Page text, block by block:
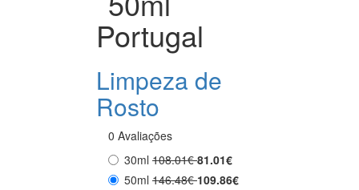
Portugal
Limpeza de
Rosto
0 Avaliações
30ml 108.01€81.01€
50ml 146.48€109.86€